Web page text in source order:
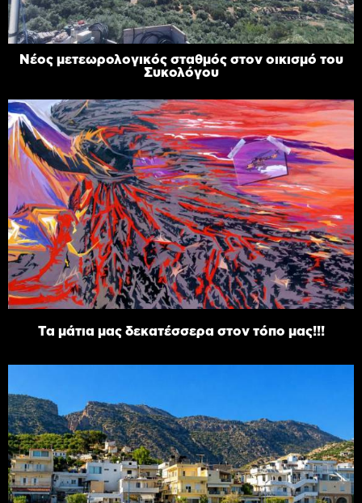
Νέος μετεωρολογικός σταθμός στον οικισμό του
Συκολόγου
Τα μάτια μας δεκατέσσερα στον τόπο μας!!!